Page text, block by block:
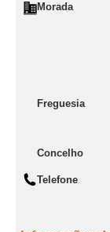
Morada
Freguesia
Concelho
Telefone